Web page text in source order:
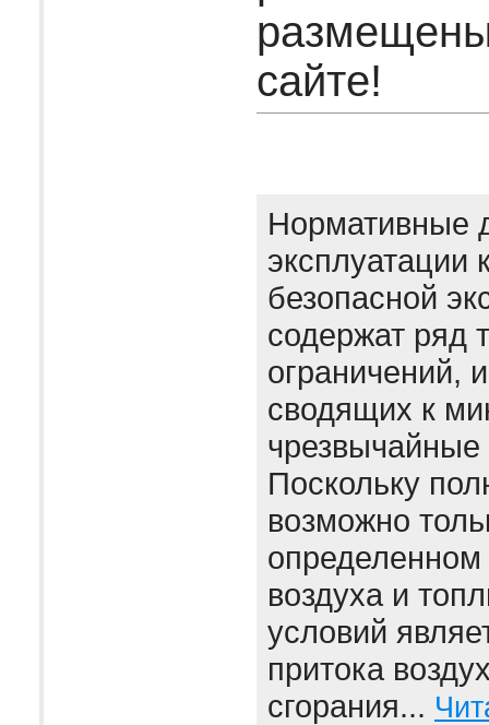
сайте!
Нормативные
эксплуатации
безопасной
содержат ряд
ограничений,
сводящих к
чрезвычайные
Поскольку
возможно
воздуха и
условий
притока
сгорания...